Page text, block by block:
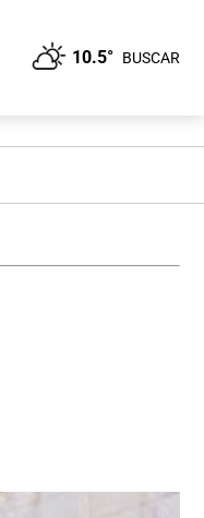
10.5° BUSCAR